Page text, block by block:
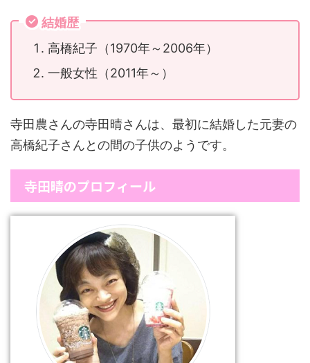
結婚歴
高橋紀子（1970年～2006年）
一般女性（2011年～）
寺田農さんの寺田晴さんは、最初に結婚した元妻の
高橋紀子さんとの間の子供のようです。
寺田晴のプロフィール